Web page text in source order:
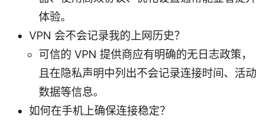
体验。
VPN 会不会记录我的上网历史？
可信的 VPN 提供商应有明确的无日志政策，
且在隐私声明中列出不会记录连接时间、活动
数据等信息。
如何在手机上确保连接稳定？